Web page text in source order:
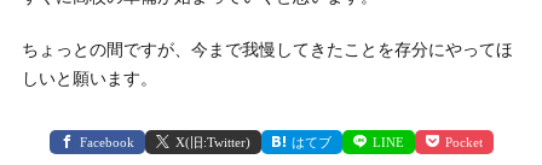
ちょっとの間ですが、今まで我慢してきたことを存分にやってほ
しいと願います。
Facebook X(旧:Twitter) はてブ LINE Pocket